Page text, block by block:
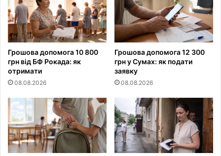
Грошова допомога 10 800
грн від БФ Рокада: як
отримати
08.08.2026
Грошова допомога 12 300
грн у Сумах: як подати
заявку
08.08.2026